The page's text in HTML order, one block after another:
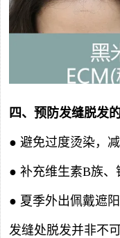
四、预防发缝脱发
● 避免过度烫染，减
● 补充维生素B族、
● 夏季外出佩戴遮
发缝处脱发并非不